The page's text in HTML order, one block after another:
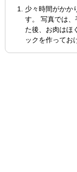
少々時間がかか
す。 写真では
た後、お肉はほ
ックを作ってお